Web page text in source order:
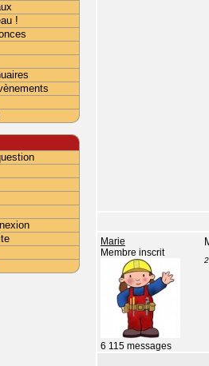
Marie
Membre inscrit
6 115 messages
!